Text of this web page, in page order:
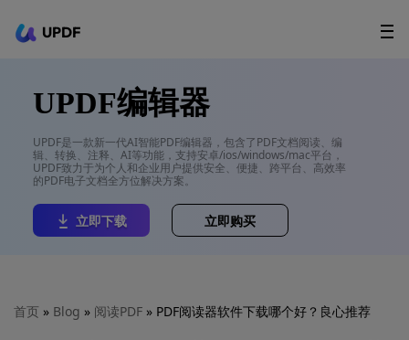
UPDF
AI Agents
用户指南
升级会员
UPDF编辑器
UPDF是一款新一代AI智能PDF编辑器，包含了PDF文档阅读、编
辑、转换、注释、AI等功能，支持安卓/ios/windows/mac平台，
UPDF致力于为个人和企业用户提供安全、便捷、跨平台、高效率
的PDF电子文档全方位解决方案。
立即下载 立即购买
首页 » Blog » 阅读PDF » PDF阅读器软件下载哪个好？良心推荐